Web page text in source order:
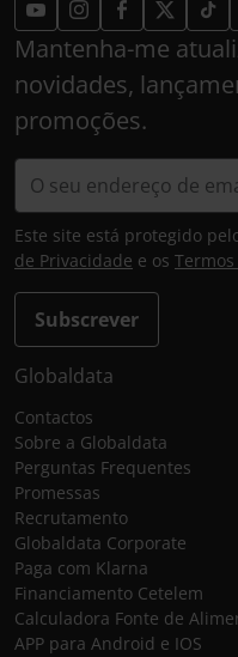
Mantenha-me
novidades,
promoções.
Subscrever
Este site está protegido
de Privacidade e os
Globaldata
Contactos
Sobre a Globaldata
Perguntas Frequentes
Promessas
Recrutamento
Globaldata Corporate
Paga com Klarna
Financiamento Cetelem
Calculadora Fonte de
APP para Android e IOS